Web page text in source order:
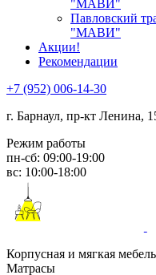
"МАВИ"
Павловский
"МАВИ"
Акции!
Рекомендации
+7 (952) 006-14-30
г. Барнаул, пр-кт Ленина,
Режим работы
пн-сб: 09:00-19:00
вс: 10:00-18:00
Корпусная и мягкая мебель
Матрасы